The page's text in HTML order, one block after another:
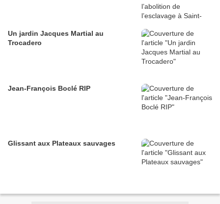
Un jardin Jacques Martial au
Trocadero
Jean-François Boclé RIP
Glissant aux Plateaux sauvages